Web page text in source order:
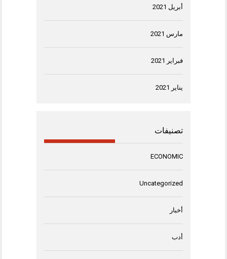
أبريل 2021
مارس 2021
فبراير 2021
يناير 2021
تصنيفات
ECONOMIC
Uncategorized
أخبار
أدب